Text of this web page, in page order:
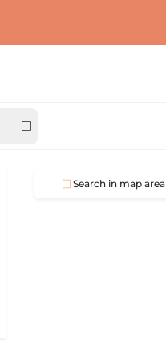
Search in map area